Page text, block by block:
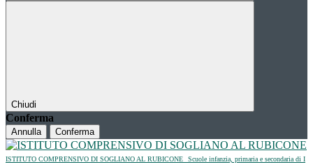
Chiudi
Conferma
Annulla Conferma
ISTITUTO COMPRENSIVO DI SOGLIANO AL RUBICONE
Scuole infanzia, primaria e secondaria di I